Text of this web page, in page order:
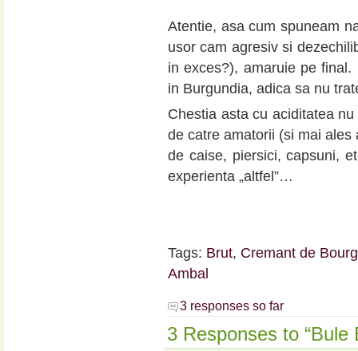
Atentie, asa cum spuneam
usor cam agresiv si
in exces?), amaruie pe
in Burgundia, adica sa nu
Chestia asta cu aciditatea
de catre amatorii (si mai ales
de caise, piersici, capsuni,
experienta „altfel”…
Tags: Brut, Cremant de
Ambal
3 responses so far
3 Responses to “Bule